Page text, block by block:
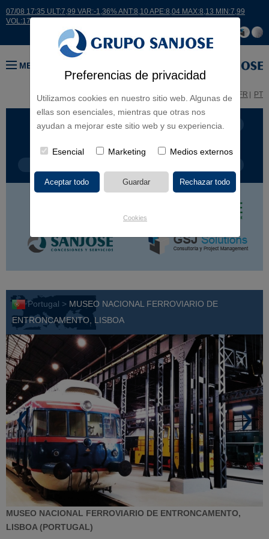
Preferencias de privacidad
Utilizamos cookies en nuestro sitio web. Algunas de
ellas son esenciales, mientras que otras nos
ayudan a mejorar este sitio web y su experiencia.
Esencial Marketing Medios externos
Cookies
07/08 17:35 ULT:7,99 VAR:-1,36% ANT:8,10 APE:8,04 MAX:8,13 MIN:7,99
VOL:17664
MENÚ
EN FR PT
LÍNEA DE NEGOCIO CONTINENTES
Portugal > MUSEO NACIONAL FERROVIARIO DE
ENTRONCAMENTO, LISBOA
MUSEO NACIONAL FERROVIARIO DE ENTRONCAMENTO,
LISBOA (PORTUGAL)